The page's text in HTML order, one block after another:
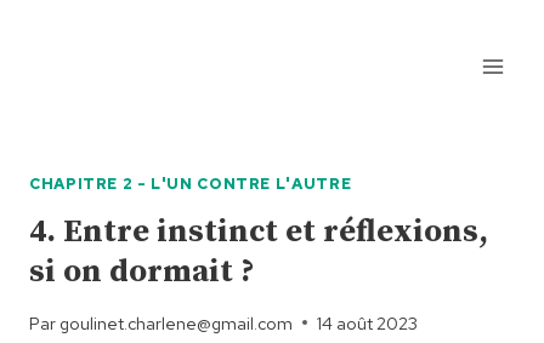
CHAPITRE 2 - L'UN CONTRE L'AUTRE
4. Entre instinct et réflexions,
si on dormait ?
Par goulinet.charlene@gmail.com 14 août 2023